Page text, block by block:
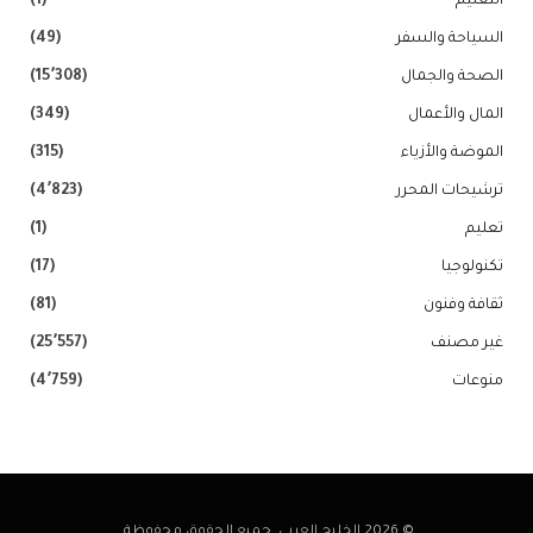
السياحة والسفر (49)
الصحة والجمال (15٬308)
المال والأعمال (349)
الموضة والأزياء (315)
ترشيحات المحرر (4٬823)
تعليم (1)
تكنولوجيا (17)
ثقافة وفنون (81)
غير مصنف (25٬557)
منوعات (4٬759)